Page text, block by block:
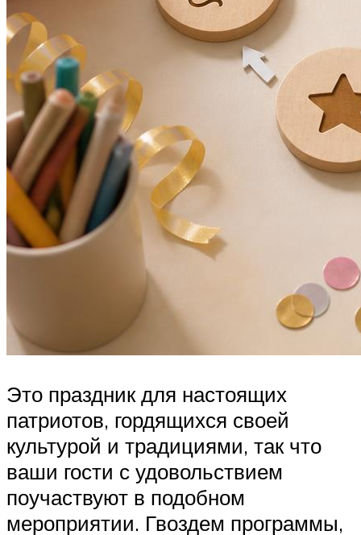
Это праздник для настоящих
патриотов, гордящихся своей
культурой и традициями, так что
ваши гости с удовольствием
поучаствуют в подобном
мероприятии. Гвоздем программы,